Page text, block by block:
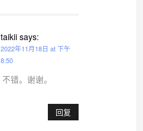
taikii says:
2022年11月18日 at 下午
8:50
不错。谢谢。
回复